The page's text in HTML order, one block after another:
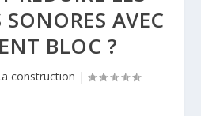
AVEC
BLOC ?
construction |